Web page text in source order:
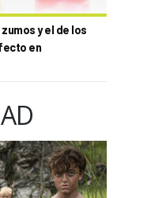
y el de los
en